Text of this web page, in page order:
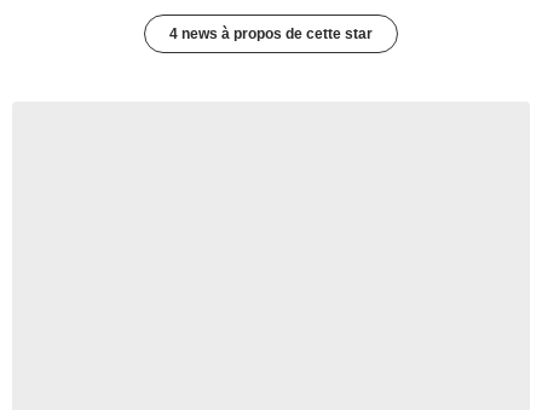
4 news à propos de cette star